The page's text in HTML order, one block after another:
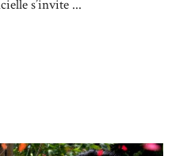
s’invite ...